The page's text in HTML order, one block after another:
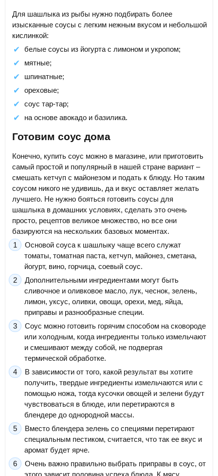
Для шашлыка из рыбы нужно подбирать более
изысканные соусы с легким нежным вкусом и небольшой
кислинкой:
белые соусы из йогурта с лимоном и укропом;
мятные;
шпинатные;
ореховые;
соус тар-тар;
на основе авокадо и базилика.
Готовим соус дома
Конечно, купить соус можно в магазине, или приготовить
самый простой и популярный в нашей стране вариант –
смешать кетчуп с майонезом и подать к блюду. Но таким
соусом никого не удивишь, да и вкус оставляет желать
лучшего. Не нужно бояться готовить соусы для
шашлыка в домашних условиях, сделать это очень
просто, рецептов великое множество, но все они
базируются на нескольких базовых моментах.
Основой соуса к шашлыку чаще всего служат
томаты, томатная паста, кетчуп, майонез, сметана,
йогурт, вино, горчица, соевый соус.
Дополнительными ингредиентами могут быть
сливочное и оливковое масло, лук, чеснок, зелень,
лимон, уксус, оливки, овощи, орехи, мед, яйца,
приправы и разнообразные специи.
Соус можно готовить горячим способом на сковороде
или холодным, когда ингредиенты только измельчают
и смешивают между собой, не подвергая
термической обработке.
В зависимости от того, какой результат вы хотите
получить, твердые ингредиенты измельчаются или с
помощью ножа, тогда кусочки овощей и зелени будут
чувствоваться в блюде, или перетираются в
блендере до однородной массы.
Вместо блендера зелень со специями перетирают
специальным пестиком, считается, что так ее вкус и
аромат будет ярче.
Очень важно правильно выбрать приправы в соус, от
этого зависит половина успеха блюда. К мясу